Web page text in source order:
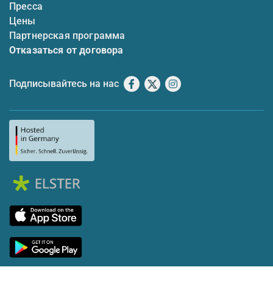
Пресса
Цены
Партнерская программа
Отказаться от договора
Подписывайтесь на нас Facebook
X Instagram